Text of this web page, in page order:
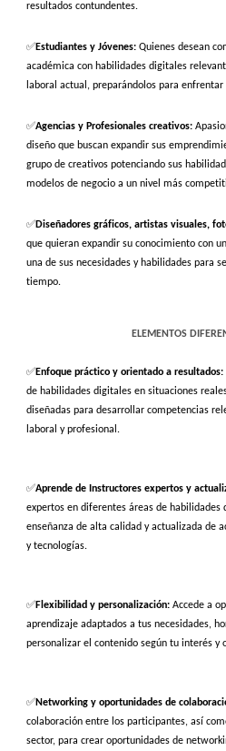
resultados contundentes.
✅Estudiantes y Jóvenes: Quienes desean
académica con habilidades digitales
laboral actual, preparándolos para
✅Agencias y Profesionales creativos:
diseño que buscan expandir sus
grupo de creativos potenciando sus
modelos de negocio a un nivel más
✅Diseñadores gráficos, artistas visuales,
que quieran expandir su conocimiento con
una de sus necesidades y habilidades para
tiempo.
ELEMENTOS
✅Enfoque práctico y orientado a resultados:
de habilidades digitales en situaciones
diseñadas para desarrollar competencias
laboral y profesional.
✅Aprende de Instructores expertos y
expertos en diferentes áreas de habilidades
enseñanza de alta calidad y actualizada de
y tecnologías.
✅Flexibilidad y personalización: Accede a
aprendizaje adaptados a tus necesidades,
personalizar el contenido según tu interés y
✅Networking y oportunidades de
colaboración entre los participantes, así
sector, para crear oportunidades de